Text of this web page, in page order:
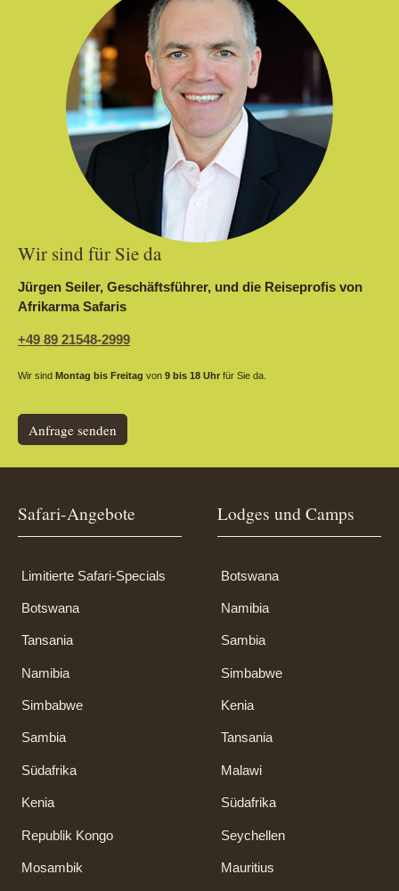
Wir sind für Sie da
Jürgen Seiler, Geschäftsführer, und die Reiseprofis von
Afrikarma Safaris
+49 89 21548-2999
Wir sind Montag bis Freitag von 9 bis 18 Uhr für Sie da.
Anfrage senden
Safari-Angebote
Limitierte Safari-Specials
Botswana
Tansania
Namibia
Simbabwe
Sambia
Südafrika
Kenia
Republik Kongo
Mosambik
Lodges und Camps
Botswana
Namibia
Sambia
Simbabwe
Kenia
Tansania
Malawi
Südafrika
Seychellen
Mauritius